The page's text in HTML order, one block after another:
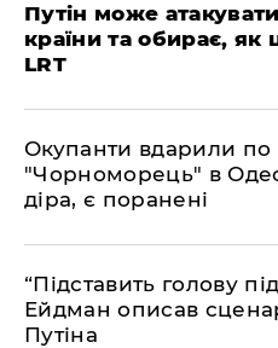
​Путін може
країни та обирає, як
LRT
​Окупанти вдарили по
"Чорноморець" в
діра, є поранені
​“Підставить голову
Ейдман описав
Путіна